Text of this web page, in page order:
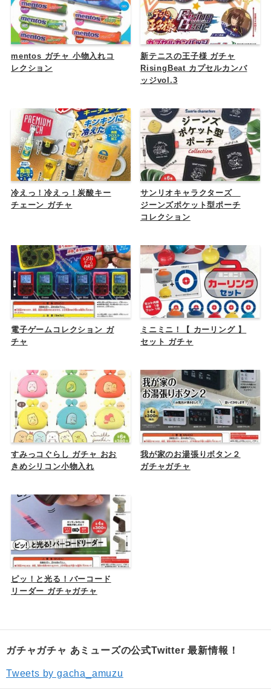
mentos ガチャ 小物入れコ
レクション
新テニスの王子様 ガチャ
RisingBeat カプセルカンバ
ッジvol.3
冷えっ！冷えっ！炭酸キー
チェーン ガチャ
サンリオキャラクターズ
ジーンズポケット型ポーチ
コレクション
電子ゲームコレクション ガ
チャ
ミニミニ！【 カーリング 】
セット ガチャ
すみっコぐらし ガチャ おお
きめシリコン小物入れ
我が家のお湯張りボタン２
ガチャガチャ
ピッ！と光る！バーコード
リーダー ガチャガチャ
ガチャガチャ あミューズの公式Twitter 最新情報！
Tweets by gacha_amuzu